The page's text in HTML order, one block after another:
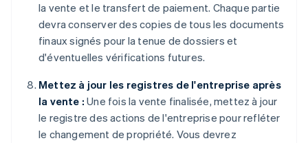
la vente et le transfert de paiement. Chaque partie
devra conserver des copies de tous les documents
finaux signés pour la tenue de dossiers et
d'éventuelles vérifications futures.
Mettez à jour les registres de l'entreprise après
la vente : Une fois la vente finalisée, mettez à jour
le registre des actions de l'entreprise pour refléter
le changement de propriété. Vous devrez